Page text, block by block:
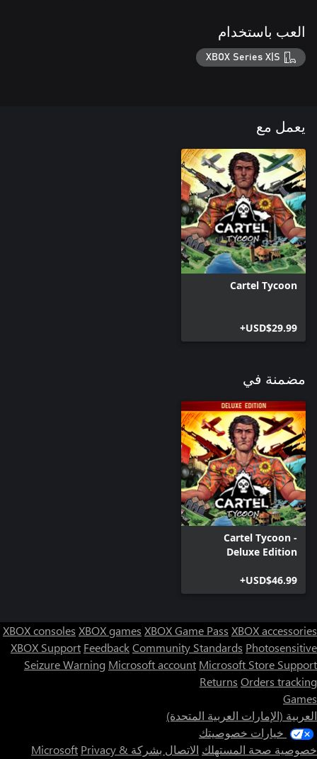
العب باستخدام
XBOX Series X|S
يعمل مع
Cartel Tycoon
USD$29.99+
مضمنة في
Cartel Tycoon -
Deluxe Edition
USD$46.99+
XBOX consoles XBOX games XBOX Game Pass XBOX accessories
XBOX Support FeedbackCommunity Standards Photosensitive
Seizure Warning Microsoft account Microsoft Store Support
Returns Orders tracking
Games
العربية (الإمارات العربية المتحدة)
خيارات خصوصيتك
خصوصية صحة المستهلك الاتصال بشركة Microsoft Privacy &